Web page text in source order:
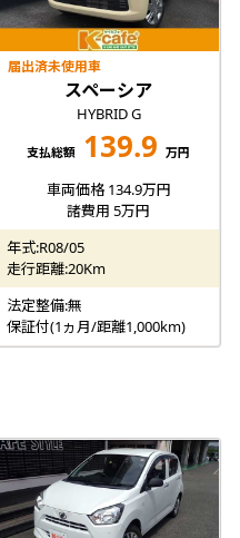
届出済未使用車
スペーシア
HYBRID G
支払総額 139.9 万円
車両価格 134.9万円
諸費用 5万円
年式:R08/05
走行距離:20Km
法定整備:無
保証付(1ヵ月/距離1,000km)